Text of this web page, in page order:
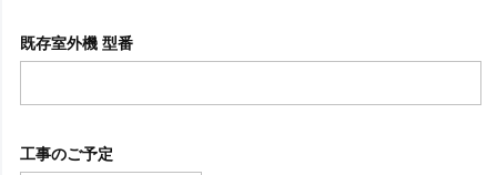
既存室外機 型番
工事のご予定